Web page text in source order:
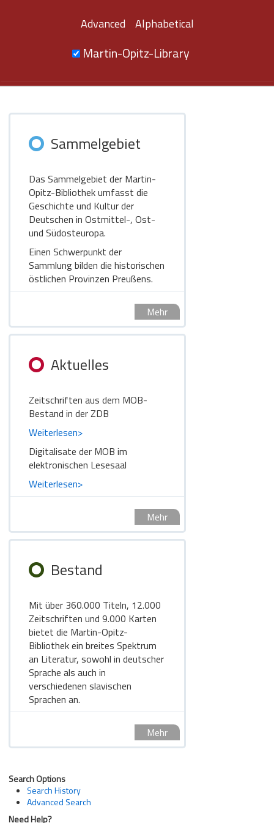
Advanced Alphabetical
Martin-Opitz-Library
Sammelgebiet
Das Sammelgebiet der Martin-
Opitz-Bibliothek umfasst die
Geschichte und Kultur der
Deutschen in Ostmittel-, Ost-
und Südosteuropa.
Einen Schwerpunkt der
Sammlung bilden die historischen
östlichen Provinzen Preußens.
Mehr
Aktuelles
Zeitschriften aus dem MOB-
Bestand in der ZDB
Weiterlesen>
Digitalisate der MOB im
elektronischen Lesesaal
Weiterlesen>
Mehr
Bestand
Mit über 360.000 Titeln, 12.000
Zeitschriften und 9.000 Karten
bietet die Martin-Opitz-
Bibliothek ein breites Spektrum
an Literatur, sowohl in deutscher
Sprache als auch in
verschiedenen slavischen
Sprachen an.
Mehr
Search Options
Search History
Advanced Search
Need Help?